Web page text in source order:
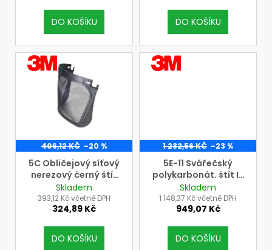
DO KOŠÍKU DO KOŠÍKU
VÝROBCE
3M
406,12 KČ –20 %
5C Obličejový síťový
nerezový černý štít
3M pro upínací
systém G500-GU
Skladem
393,12 Kč včetně DPH
324,89 Kč
DO KOŠÍKU
VÝROBCE
3M
1 232,56 KČ –23 %
5E-11 Svářečský
polykarbonát. štít IR
5.0 pro 3M systém G-
500 a na přilby 3M s
držákem V5
Skladem
1 148,37 Kč včetně DPH
949,07 Kč
DO KOŠÍKU